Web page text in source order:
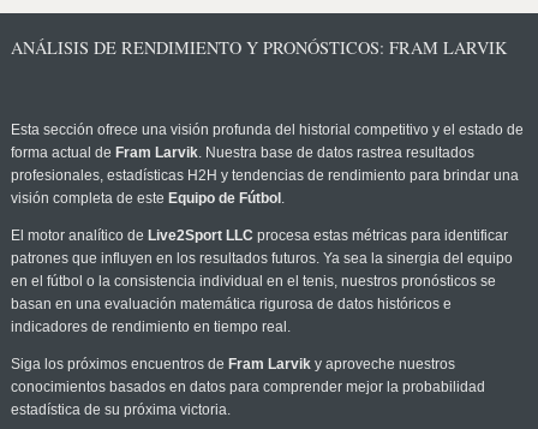
ANÁLISIS DE RENDIMIENTO Y PRONÓSTICOS: FRAM LARVIK
Esta sección ofrece una visión profunda del historial competitivo y el estado de
forma actual de Fram Larvik. Nuestra base de datos rastrea resultados
profesionales, estadísticas H2H y tendencias de rendimiento para brindar una
visión completa de este Equipo de Fútbol .
El motor analítico de Live2Sport LLC procesa estas métricas para identificar
patrones que influyen en los resultados futuros. Ya sea la sinergia del equipo
en el fútbol o la consistencia individual en el tenis, nuestros pronósticos se
basan en una evaluación matemática rigurosa de datos históricos e
indicadores de rendimiento en tiempo real.
Siga los próximos encuentros de Fram Larviky aproveche nuestros
conocimientos basados en datos para comprender mejor la probabilidad
estadística de su próxima victoria.